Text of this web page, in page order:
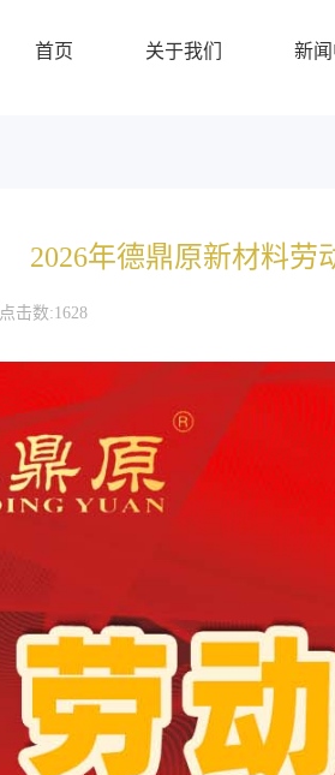
首页 关于我们 新
2026年德鼎原新材料劳
点击数:1628